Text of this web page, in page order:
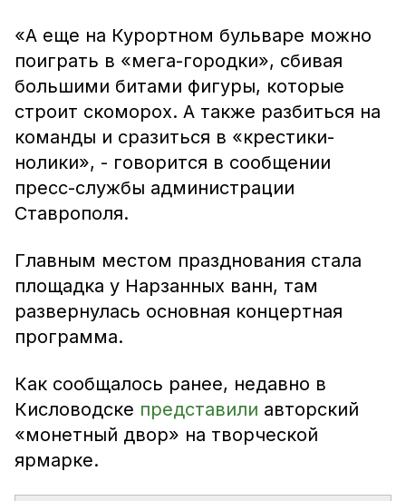
«А еще на Курортном бульваре можно
поиграть в «мега-городки», сбивая
большими битами фигуры, которые
строит скоморох. А также разбиться на
команды и сразиться в «крестики-
нолики», - говорится в сообщении
пресс-службы администрации
Ставрополя.
Главным местом празднования стала
площадка у Нарзанных ванн, там
развернулась основная концертная
программа.
Как сообщалось ранее, недавно в
Кисловодске представили авторский
«монетный двор» на творческой
ярмарке.